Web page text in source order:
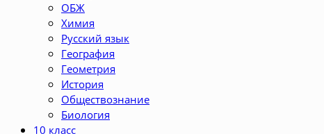
ОБЖ
Химия
Русский язык
География
Геометрия
История
Обществознание
Биология
10 класс